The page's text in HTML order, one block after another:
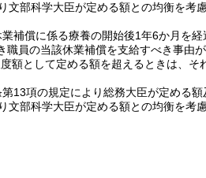
部科学大臣が定める額との均衡を考
補償に係る療養の開始後1年6か月を
員の当該休業補償を支給すべき事由
額として定める額を超えるときは、
13項の規定により総務大臣が定める
部科学大臣が定める額との均衡を考